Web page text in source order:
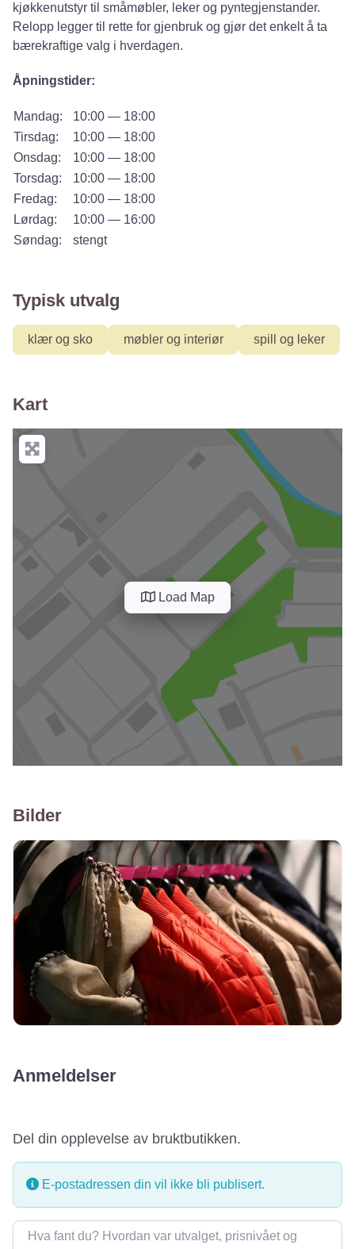
kjøkkenutstyr til småmøbler, leker og pyntegjenstander.
Relopp legger til rette for gjenbruk og gjør det enkelt å ta
bærekraftige valg i hverdagen.
Åpningstider:
Mandag:
10:00 — 18:00
Tirsdag:
10:00 — 18:00
Onsdag:
10:00 — 18:00
Torsdag:
10:00 — 18:00
Fredag:
10:00 — 18:00
Lørdag:
10:00 — 16:00
Søndag:
stengt
Typisk utvalg
klær og sko møbler og interiør spill og leker
Kart
Load Map
Bilder
Anmeldelser
Del din opplevelse av bruktbutikken.
E-postadressen din vil ikke bli publisert.
Omtale